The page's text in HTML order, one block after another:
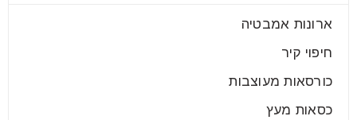
ארונות אמבטיה
חיפוי קיר
כורסאות מעוצבות
כסאות מעץ